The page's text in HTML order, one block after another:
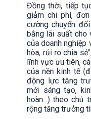
Đồng thời, tiếp
giảm chi phí,
cường chuyển
bằng lãi suất cho
của doanh nghiệp
hòa, rủi ro chia
lĩnh vực ưu tiên,
của nền kinh tế
động lực tăng
mới sáng tạo,
hoàn...) theo chủ
rộng tăng trưởng